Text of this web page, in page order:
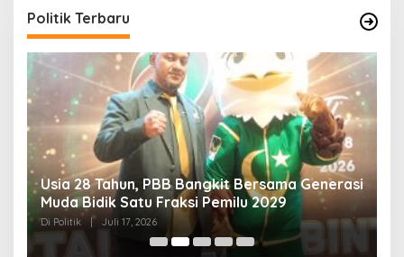
Politik Terbaru
Usia 28 Tahun, PBB Bangkit Bersama Generasi
Muda Bidik Satu Fraksi Pemilu 2029
Di Politik | Juli 17, 2026